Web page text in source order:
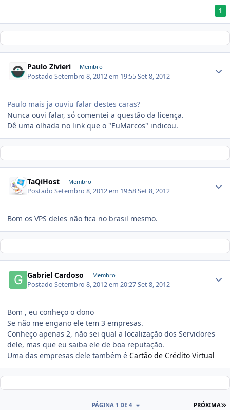
1
Paulo Zivieri Membro
PostadoSetembro 8, 2012 em 19:55Set 8, 2012
Paulo mais ja ouviu falar destes caras?
Nunca ouvi falar, só comentei a questão da licença.
Dê uma olhada no link que o "EuMarcos" indicou.
TaQiHost Membro
PostadoSetembro 8, 2012 em 19:58Set 8, 2012
Bom os VPS deles não fica no brasil mesmo.
Gabriel Cardoso Membro
PostadoSetembro 8, 2012 em 20:27Set 8, 2012
Bom , eu conheço o dono
Se não me engano ele tem 3 empresas.
Conheço apenas 2, não sei qual a localização dos Servidores
dele, mas que eu saiba ele de boa reputação.
Uma das empresas dele também é Cartão de Crédito Virtual
PRÓXIMA
PÁGINA 1 DE 4